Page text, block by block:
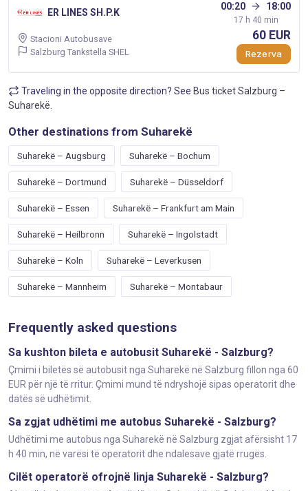
ER LINES SH.P.K
00:20 18:00
17 h 40 min
Stacioni Autobusave
Salzburg Tankstella SHEL
60 EUR
Rezerva
Traveling in the opposite direction? See Bus ticket Salzburg –
Suharekë
Other destinations from Suharekë
Suharekë – Augsburg Suharekë – Bochum
Suharekë – Dortmund Suharekë – Düsseldorf
Suharekë – Essen Suharekë – Frankfurt am Main
Suharekë – Heilbronn Suharekë – Ingolstadt
Suharekë – Koln Suharekë – Leverkusen
Suharekë – Mannheim Suharekë – Montabaur
Frequently asked questions
Sa kushton bileta e autobusit Suharekë - Salzburg?
Çmimi i biletës së autobusit nga Suharekë në Salzburg fillon nga 60
EUR për një të rritur. Çmimi mund të ndryshojë sipas operatorit dhe
datës së udhëtimit.
Sa zgjat udhëtimi me autobus Suharekë - Salzburg?
Udhëtimi me autobus nga Suharekë në Salzburg zgjat afërsisht 17
h 40 min, në varësi të operatorit dhe ndalesave gjatë rrugës.
Cilët operatorë ofrojnë linja Suharekë - Salzburg?